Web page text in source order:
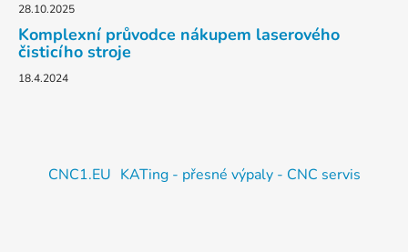
28.10.2025
Komplexní průvodce nákupem laserového
čisticího stroje
18.4.2024
CNC1.EU KATing - přesné výpaly - CNC servis